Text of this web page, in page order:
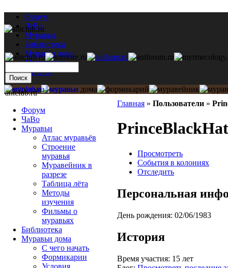
Форум
ЧаВо
Муравьи
Библиотека
Муравьи дома
Мастерская
Каталог
Главная » Пользователи »
PrinceBlackHat
Просмотреть
События в колониях
Отследить
Персональная
День рождения: 02/06/1983
История
Время участия: 15 лет
antclub.ru
Форум
ЧаВо
Муравьи
Атлас муравьёв
Строение
муравья
Муравейник в
разрезе
Таблица лёта
Методы
изучения
Фильмы о
муравьях
Библиотека
Муравьи дома
С чего начать
Формикарии
Условия